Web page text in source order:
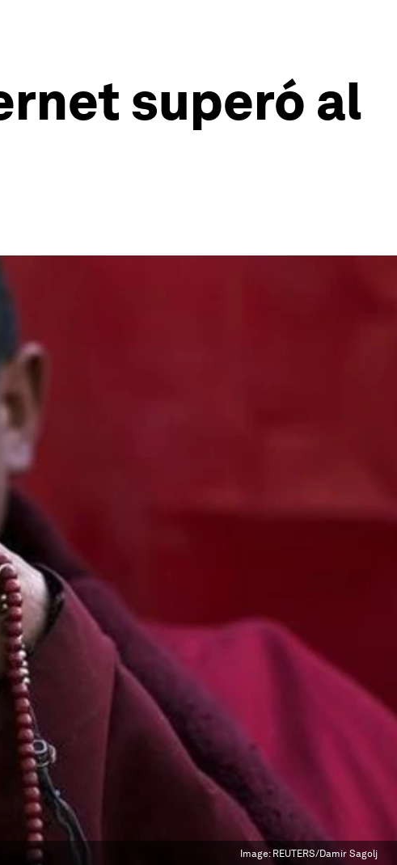
superó al
Image: REUTERS/Damir Sagolj